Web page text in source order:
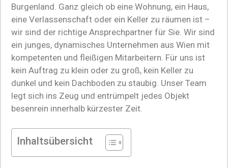
Burgenland. Ganz gleich ob eine Wohnung, ein Haus,
eine Verlassenschaft oder ein Keller zu räumen ist –
wir sind der richtige Ansprechpartner für Sie. Wir sind
ein junges, dynamisches Unternehmen aus Wien mit
kompetenten und fleißigen Mitarbeitern. Für uns ist
kein Auftrag zu klein oder zu groß, kein Keller zu
dunkel und kein Dachboden zu staubig. Unser Team
legt sich ins Zeug und entrümpelt jedes Objekt
besenrein innerhalb kürzester Zeit.
Inhaltsübersicht